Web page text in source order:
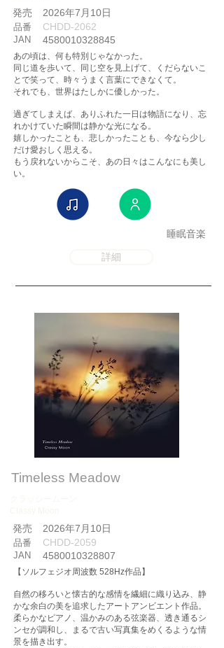
​発売 2026年7月10日
品番 CHDD-2062
JAN 4580010328845
あの頃は、何も特別じゃなかった。
同じ道を歩いて、同じ空を見上げて、くだらないこ
とで笑って、時々うまく言葉にできなくて。
それでも、世界はたしかに優しかった。
過ぎてしまえば、ありふれた一日は物語になり、忘
れかけていた瞬間は静かな光になる。
嬉しかったことも、悲しかったことも、今なら少し
だけ愛おしく思える。
もう戻れないからこそ、あの日々はこんなにも美し
い。
睡眠音楽
詳細
Timeless Meadow
​発売 2026年7月10日
品番 CHDD-2059
JAN 4580010328807
【ソルフェジオ周波数 528Hz作品】
自然の移ろいと懐古的な感情を繊細に織り込み、静
かな余白の美を追求したアートアンビエント作品。
柔らかなピアノ、温かみのある弦楽器、透き通るシ
ンセが調和し、まるで古い写真集をめくるような情
景を描き出す。